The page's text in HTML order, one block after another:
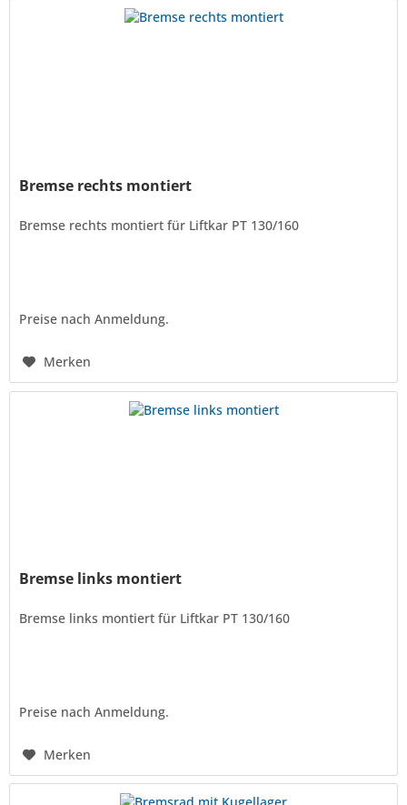
Bremse rechts montiert
Bremse rechts montiert für Liftkar PT 130/160
Preise nach Anmeldung.
Merken
Bremse links montiert
Bremse links montiert für Liftkar PT 130/160
Preise nach Anmeldung.
Merken